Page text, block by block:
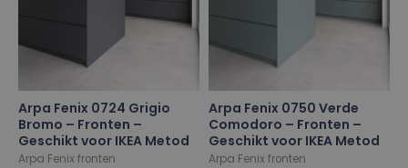
Arpa Fenix 0724 Grigio
Bromo – Fronten –
Geschikt voor IKEA Metod
Arpa Fenix fronten
Arpa Fenix 0750 Verde
Comodoro – Fronten –
Geschikt voor IKEA Metod
Arpa Fenix fronten